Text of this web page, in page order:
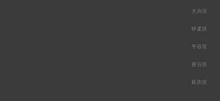
大兴区
怀柔区
平谷区
密云区
延庆区